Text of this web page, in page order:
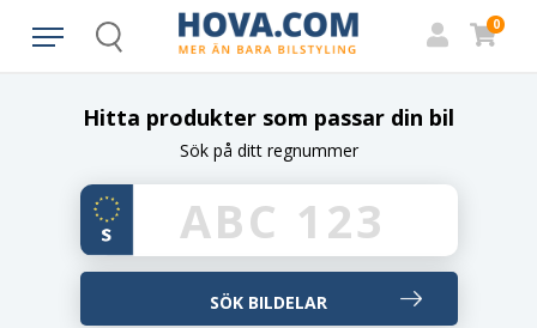
Search
0
Hitta produkter som passar din bil
Sök på ditt regnummer